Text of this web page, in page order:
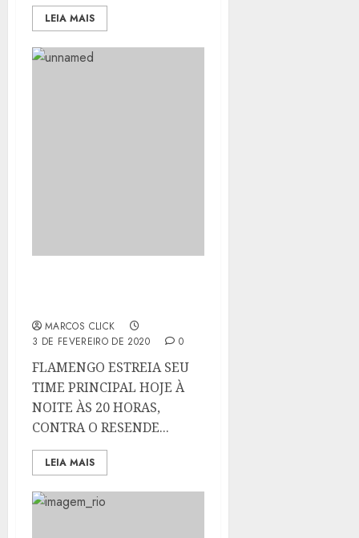
LEIA MAIS
MARCOS CLICK
3 DE FEVEREIRO DE 2020
0
FLAMENGO ESTREIA SEU
TIME PRINCIPAL HOJE À
NOITE ÀS 20 HORAS,
CONTRA O RESENDE...
LEIA MAIS